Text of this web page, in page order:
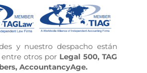
y nuestro despacho están
entre otros por Legal 500, TAG
AccountancyAge.